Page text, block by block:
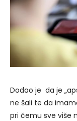
Dodao je da je
ne šali te da
pri čemu sve više